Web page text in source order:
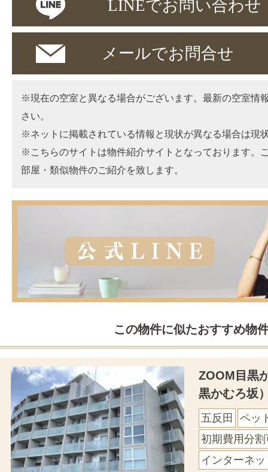
LINEでお問い合わせ
メールでお問合せ
※現在の空室と異なる場合がございます。最新の空室情
さい。
※ネットに掲載されている情報と現状が異なる場合は現
※こちらのサイトは物件紹介サイトとなっております。
部屋・類似物件のご紹介を致します。
この物件に似たおすすめ物
ZOOM目黒
黒かむろ坂
五反田
ペッ
初期費用分割
インターネ